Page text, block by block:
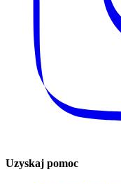
Uzyskaj pomoc